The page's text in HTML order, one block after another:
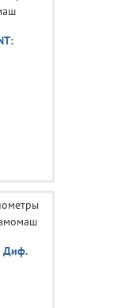
Диф.